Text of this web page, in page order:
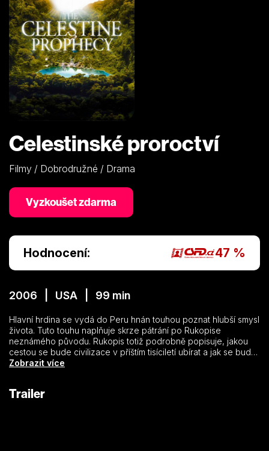
Celestinské proroctví
Filmy / Dobrodružné / Drama
Vyzkoušet zdarma
Hodnocení: 47 %
2006 | USA | 99 min
Hlavní hrdina se vydá do Peru hnán touhou poznat hlubší smysl
života. Tuto touhu naplňuje skrze pátrání po Rukopise
neznámého původu. Rukopis totiž podrobně popisuje, jakou
cestou se bude civilizace v příštím tisíciletí ubírat a jak se bude
dále vyvíjet společnost a kultura. Film na základě stejnojmenné
počtu výtisků. Knížka vzbudila velký ohlas, lidé si začali
Zobrazit více
Trailer